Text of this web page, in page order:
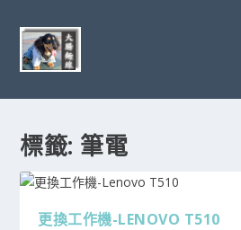
標籤: 筆電
更換工作機-LENOVO T510